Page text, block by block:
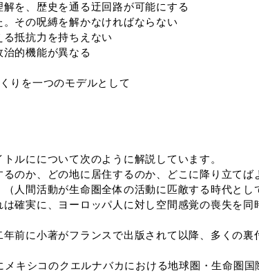
を、歴史を通る迂回路が可能にする
その呪縛を解かなければならない
抵抗力を持ちえない
的機能が異なる
りを一つのモデルとして
ルにについて次のように解説しています。
のか、どの地に居住するのか、どこに降り立てば
人間活動が生命圏全体の活動に匹敵する時代とし
確実に、ヨーロッパ人に対し空間感覚の喪失を同
前に小著がフランスで出版されて以降、多くの裏
キシコのクエルナバカにおける地球圏・生命圏国